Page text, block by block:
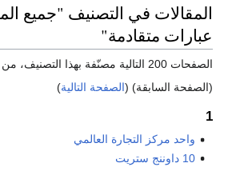
المقالات في التصنيف "جميع
عبارات متقادمة"
الصفحات 200 التالية مصنّفة بهذا التصنيف، من إجمالي 1٬869.
(الصفحة السابقة) (الصفحة التالية)
1
واحد مركز التجارة العالمي
10 داوننج ستريت